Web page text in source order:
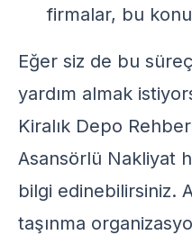
firmalar, bu
Eğer siz de bu
yardım almak
Kiralık Depo
Asansörlü Nakliyat
bilgi edinebilirsiniz.
taşınma